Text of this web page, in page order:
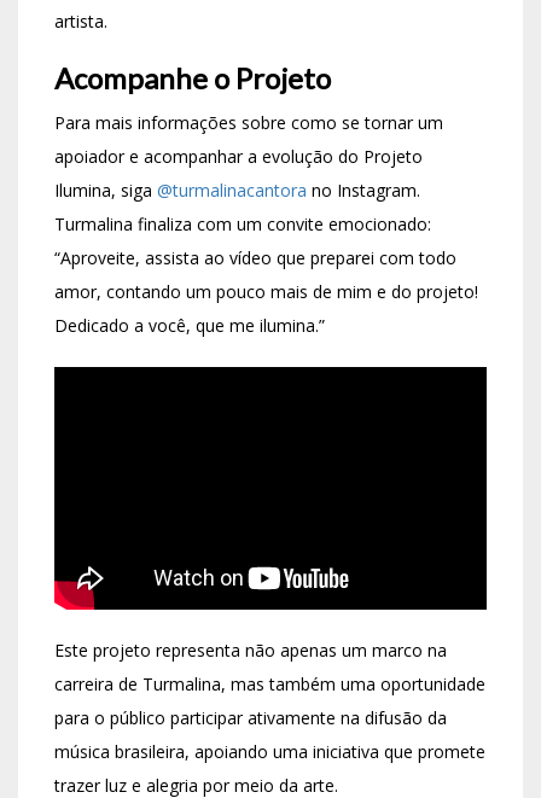
artista.
Acompanhe o Projeto
Para mais informações sobre como se tornar um
apoiador e acompanhar a evolução do Projeto
Ilumina, siga @turmalinacantora no Instagram.
Turmalina finaliza com um convite emocionado:
“Aproveite, assista ao vídeo que preparei com todo
amor, contando um pouco mais de mim e do projeto!
Dedicado a você, que me ilumina.”
Este projeto representa não apenas um marco na
carreira de Turmalina, mas também uma oportunidade
para o público participar ativamente na difusão da
música brasileira, apoiando uma iniciativa que promete
trazer luz e alegria por meio da arte.